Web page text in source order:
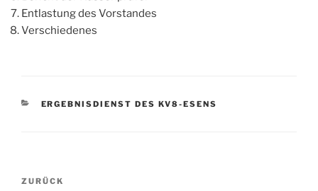
Entlastung des Vorstandes
Verschiedenes
KATEGORIEN
ERGEBNISDIENST DES KV8-ESENS
Beitragsnavigation
Vorheriger
ZURÜCK